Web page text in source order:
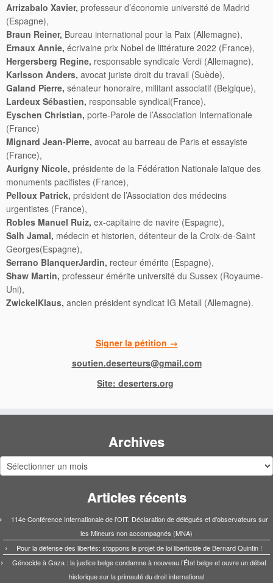
Arrizabalo Xavier, professeur d’économie université de Madrid
(Espagne),
Braun Reiner, Bureau international pour la Paix (Allemagne),
Ernaux Annie, écrivaine prix Nobel de littérature 2022 (France),
Hergersberg Regine, responsable syndicale Verdi (Allemagne),
Karlsson Anders, avocat juriste droit du travail (Suède),
Galand Pierre, sénateur honoraire, militant associatif (Belgique),
Lardeux Sébastien, responsable syndical(France),
Eyschen Christian, porte-Parole de l’Association Internationale
(France)
Mignard Jean-Pierre, avocat au barreau de Paris et essayiste
(France),
Aurigny Nicole, présidente de la Fédération Nationale laïque des
monuments pacifistes (France),
Pelloux Patrick, président de l’Association des médecins
urgentistes (France),
Robles Manuel Ruiz, ex-capitaine de navire (Espagne),
Salh Jamal, médecin et historien, détenteur de la Croix-de-Saint
Georges(Espagne),
Serrano BlanquerJardin, recteur émérite (Espagne),
Shaw Martin, professeur émérite université du Sussex (Royaume-
Uni),
ZwickelKlaus, ancien président syndicat IG Metall (Allemagne).
Signer la pétition →
soutien.deserteurs@gmail.com
Site: deserters.org
Archives
Archives
Articles récents
114e Conférence Internationale de l’OIT. Déclaration de délégués et d’observateurs sur
les Mineurs non accompagnés (MNA)
Pour la défense des libertés: stoppons le projet de loi liberticide de Bernard Quintin !
Génocide à Gaza : la justice belge condamne à nouveau l’État belge et ouvre un débat
historique sur la primauté du droit international